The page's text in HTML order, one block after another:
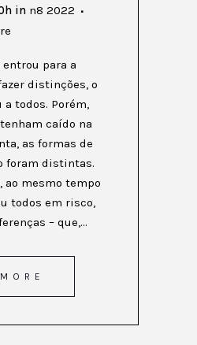
in n8 2022
entrou para a
distinções, o
todos. Porém,
caído na
as formas de
foram distintas.
ao mesmo tempo
todos em risco,
– que,...